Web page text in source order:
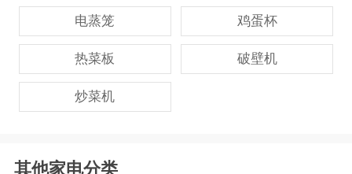
电蒸笼 鸡蛋杯
热菜板 破壁机
炒菜机
其他家电分类